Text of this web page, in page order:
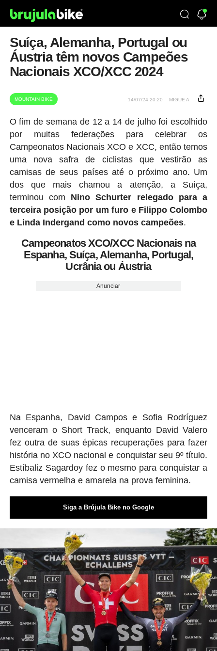
Suíça, Alemanha, Portugal ou
Áustria têm novos Campeões
Nacionais XCO/XCC 2024
MOUNTAIN BIKE 14/07/24 20:20 MIGUE A.
O fim de semana de 12 a 14 de julho foi escolhido
por muitas federações para celebrar os
Campeonatos Nacionais XCO e XCC, então temos
uma nova safra de ciclistas que vestirão as
camisas de seus países até o próximo ano. Um
dos que mais chamou a atenção, a Suíça,
terminou com Nino Schurter relegado para a
terceira posição por um furo e Filippo Colombo
e Linda Indergand como novos campeões.
Campeonatos XCO/XCC Nacionais na
Espanha, Suíça, Alemanha, Portugal,
Ucrânia ou Áustria
Anunciar
Na Espanha, David Campos e Sofia Rodríguez
venceram o Short Track, enquanto David Valero
fez outra de suas épicas recuperações para fazer
história no XCO nacional e conquistar seu 9º título.
Estíbaliz Sagardoy fez o mesmo para conquistar a
camisa vermelha e amarela na prova feminina.
Siga a Brújula Bike no Google